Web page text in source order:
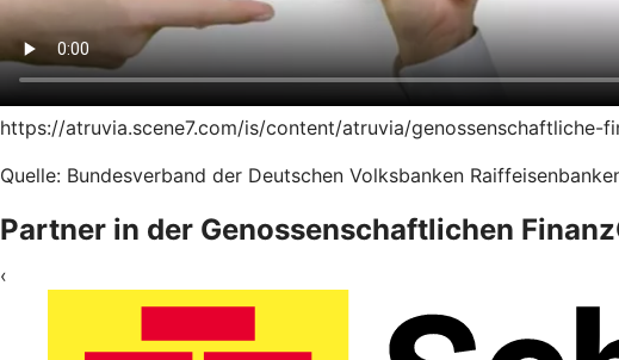
https://atruvia.scene7.com/is/content/atruvia/
Quelle: Bundesverband der Deutschen Volksbanken
Partner in der Genossenschaftlichen
‹